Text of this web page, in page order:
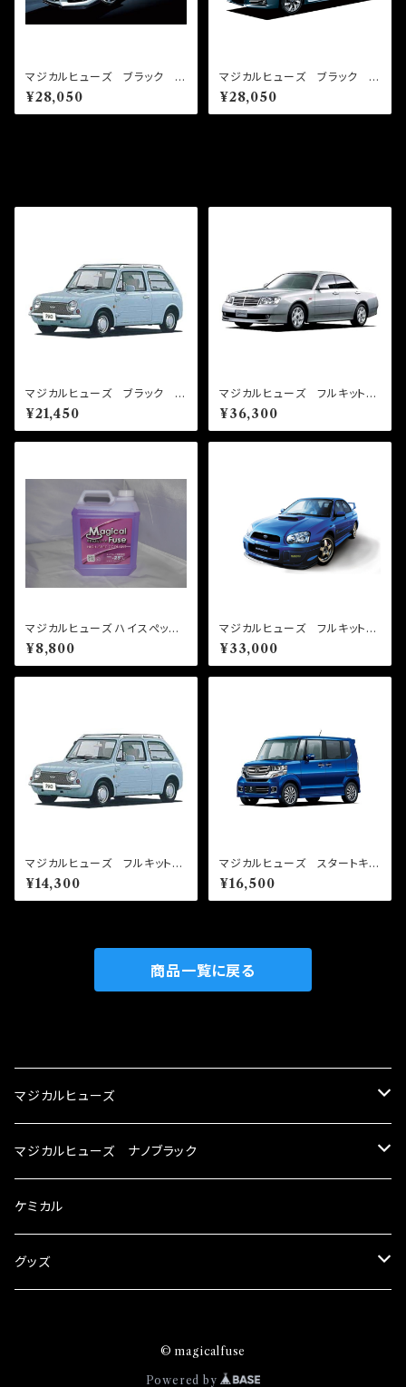
マジカルヒューズ ブラック ス
タートキット レヴォーグ VM
2019年6月～ MFSB105
17個
¥28,050
マジカルヒューズ ブラック ス
タートキット レヴォーグ VM
4-2017年8月以降 MFSB06
1 17個
¥28,050
マジカルヒューズ ブラック フ
ルキット パオ PK10 MFN
FB298 13個
¥21,450
マジカルヒューズ フルキット
セドリック/グロリア HY34
MFNF299 33個
¥36,300
マジカルヒューズ ハイスぺック
クーラント 4L MFLUB004
¥8,800
マジカルヒューズ フルキット
インプレッサ GD系GG系A～
E型 MFSF056 30個
¥33,000
マジカルヒューズ フルキット
パオ PK10 MFNF302 1
3個
¥14,300
マジカルヒューズ スタートキッ
ト N-BOXカスタム JF1・JF
2 MFH707 15個
¥16,500
商品一覧に戻る
マジカルヒューズ
スズキ
KEI
アルト
スバル
BRZ
ダイハツ
マジカルヒューズ ナノブラック
スズキ ブラック
KEI
スバル ブラック
ケミカル
グッズ
© magicalfuse
Powered by